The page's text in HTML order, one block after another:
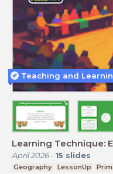
Learning Technique:
April 2026- 15 slides
Geography LessonUp
Teaching and